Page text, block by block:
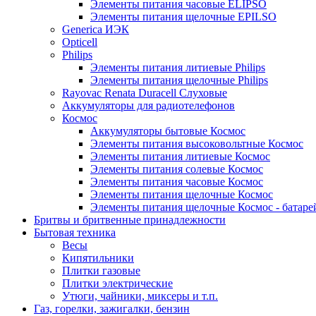
Элементы питания часовые ELIPSO
Элементы питания щелочные EPILSO
Generica ИЭК
Opticell
Philips
Элементы питания литиевые Philips
Элементы питания щелочные Philips
Rayovac Renata Duracell Слуховые
Аккумуляторы для радиотелефонов
Космос
Аккумуляторы бытовые Космос
Элементы питания высоковольтные Космос
Элементы питания литиевые Космос
Элементы питания солевые Космос
Элементы питания часовые Космос
Элементы питания щелочные Космос
Элементы питания щелочные Космос -
Бритвы и бритвенные принадлежности
Бытовая техника
Весы
Кипятильники
Плитки газовые
Плитки электрические
Утюги, чайники, миксеры и т.п.
Газ, горелки, зажигалки, бензин